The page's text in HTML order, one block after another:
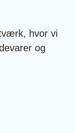
hvor vi
og